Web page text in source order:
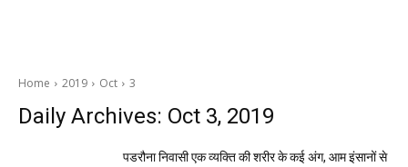
Home 2019 Oct 3
Daily Archives: Oct 3, 2019
पडरौना निवासी एक व्यक्ति की शरीर के कई अंग, आम इंसानों से